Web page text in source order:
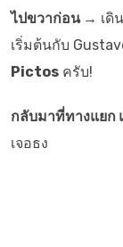
ไปขวาก่อน → เดิ
เริ่มต้นกับ
Pictos ครับ!
กลับมาที่ทางแยก
เจอธง